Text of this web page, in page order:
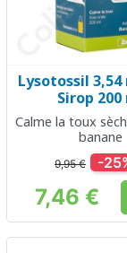
Lysotossil
Sirop 200
Calme la toux
banane
9,95 € -
Prix
7,46 €